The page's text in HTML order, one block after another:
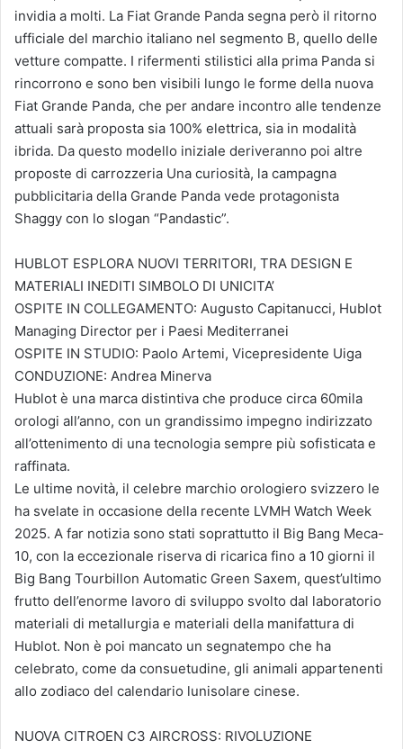
invidia a molti. La Fiat Grande Panda segna però il ritorno
ufficiale del marchio italiano nel segmento B, quello delle
vetture compatte. I rifermenti stilistici alla prima Panda si
rincorrono e sono ben visibili lungo le forme della nuova
Fiat Grande Panda, che per andare incontro alle tendenze
attuali sarà proposta sia 100% elettrica, sia in modalità
ibrida. Da questo modello iniziale deriveranno poi altre
proposte di carrozzeria Una curiosità, la campagna
pubblicitaria della Grande Panda vede protagonista
Shaggy con lo slogan “Pandastic”.
HUBLOT ESPLORA NUOVI TERRITORI, TRA DESIGN E
MATERIALI INEDITI SIMBOLO DI UNICITA’
OSPITE IN COLLEGAMENTO: Augusto Capitanucci, Hublot
Managing Director per i Paesi Mediterranei
OSPITE IN STUDIO: Paolo Artemi, Vicepresidente Uiga
CONDUZIONE: Andrea Minerva
Hublot è una marca distintiva che produce circa 60mila
orologi all’anno, con un grandissimo impegno indirizzato
all’ottenimento di una tecnologia sempre più sofisticata e
raffinata.
Le ultime novità, il celebre marchio orologiero svizzero le
ha svelate in occasione della recente LVMH Watch Week
2025. A far notizia sono stati soprattutto il Big Bang Meca-
10, con la eccezionale riserva di ricarica fino a 10 giorni il
Big Bang Tourbillon Automatic Green Saxem, quest’ultimo
frutto dell’enorme lavoro di sviluppo svolto dal laboratorio
materiali di metallurgia e materiali della manifattura di
Hublot. Non è poi mancato un segnatempo che ha
celebrato, come da consuetudine, gli animali appartenenti
allo zodiaco del calendario lunisolare cinese.
NUOVA CITROEN C3 AIRCROSS: RIVOLUZIONE